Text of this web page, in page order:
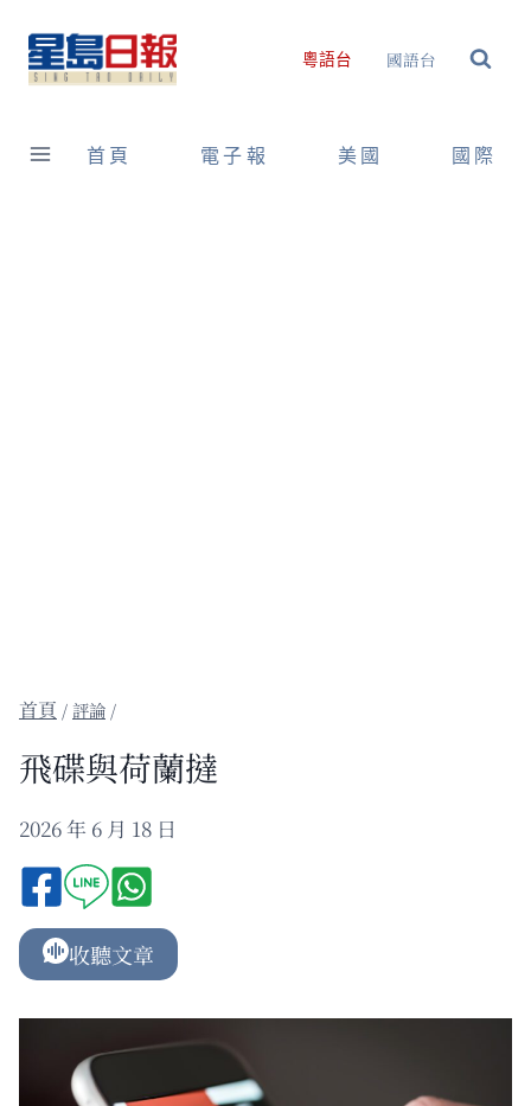
content
粵語台 國語台
首頁 電子報 美國 國際
/ 評論 /
飛碟與荷蘭撻
2026 年 6 月 18 日
收聽文章